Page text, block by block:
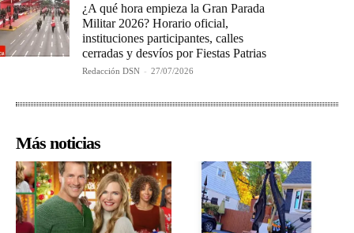
¿A qué hora empieza la Gran Parada
Militar 2026? Horario oficial,
instituciones participantes, calles
cerradas y desvíos por Fiestas Patrias
Redacción DSN - 27/07/2026
Más noticias